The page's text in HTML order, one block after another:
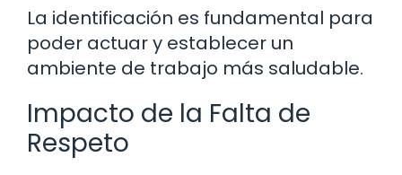
La identificación es fundamental para
poder actuar y establecer un
ambiente de trabajo más saludable.
Impacto de la Falta de
Respeto